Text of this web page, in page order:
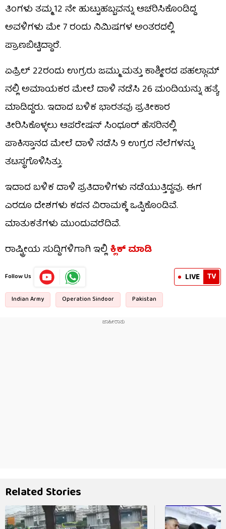
ತಿಂಗಳು ತಮ್ಮ 12 ನೇ ಹುಟ್ಟುಹಬ್ಬವನ್ನು ಆಚರಿಸಿಕೊಂಡಿದ್ದ
ಅವಳಿಗಳು ಮೇ 7 ರಂದು ನಿಮಿಷಗಳ ಅಂತರದಲ್ಲಿ
ಪ್ರಾಣಬಿಟ್ಟಿದ್ದಾರೆ.
ಏಪ್ರಿಲ್ 22ರಂದು ಉಗ್ರರು ಜಮ್ಮು ಮತ್ತು ಕಾಶ್ಮೀರದ ಪಹಲ್ಗಾಮ್​
ನಲ್ಲಿ ಅಮಾಯಕರ ಮೇಲೆ ದಾಳಿ ನಡೆಸಿ 26 ಮಂದಿಯನ್ನು ಹತ್ಯೆ
ಮಾಡಿದ್ದರು. ಇದಾದ ಬಳಿಕ ಭಾರತವು ಪ್ರತೀಕಾರ
ತೀರಿಸಿಕೊಳ್ಳಲು ಆಪರೇಷನ್ ಸಿಂಧೂರ್ ಹೆಸರಿನಲ್ಲಿ
ಪಾಕಿಸ್ತಾನದ ಮೇಲೆ ದಾಳಿ ನಡೆಸಿ 9 ಉಗ್ರರ ನೆಲೆಗಳನ್ನು
ತಟಸ್ಥಗೊಳಿಸಿತ್ತು.
ಇದಾದ ಬಳಿಕ ದಾಳಿ ಪ್ರತಿದಾಳಿಗಳು ನಡೆಯುತ್ತಿದ್ದವು. ಈಗ
ಎರಡೂ ದೇಶಗಳು ಕದನ ವಿರಾಮಕ್ಕೆ ಒಪ್ಪಿಕೊಂಡಿವೆ.
ಮಾತುಕತೆಗಳು ಮುಂದುವರೆದಿವೆ.
ರಾಷ್ಟ್ರೀಯ ಸುದ್ದಿಗಳಿಗಾಗಿ ಇಲ್ಲಿಕ್ಲಿಕ್ ಮಾಡಿ
Follow Us LIVE TV
Indian Army Operation Sindoor Pakistan
Related Stories